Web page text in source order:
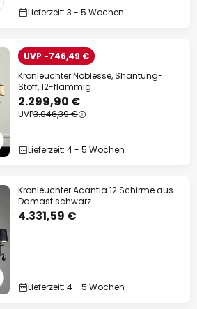
Lieferzeit: 3 - 5 Wochen
UVP -746,49 €
Kronleuchter Noblesse, Shantung-
Stoff, 12-flammig
2.299,90 €
UVP3.046,39 €
Lieferzeit: 4 - 5 Wochen
Kronleuchter Acantia 12 Schirme aus
Damast schwarz
4.331,59 €
Lieferzeit: 4 - 5 Wochen